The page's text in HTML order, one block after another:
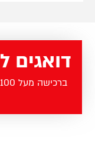
דואגים